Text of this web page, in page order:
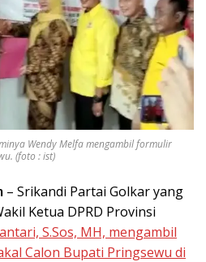
Wendy Melfa mengambil formulir
(foto : ist)
– Srikandi Partai Golkar yang
Ketua DPRD Provinsi
S.Sos, MH, mengambil
Calon Bupati Pringsewu di